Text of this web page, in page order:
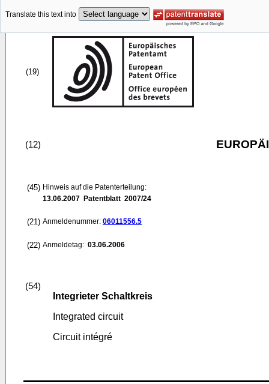
Translate this text into
(19)
(12)
(45) Hinweis auf die Patenterteilung:
13.06.2007 Patentblatt 2007/24
(21) Anmeldenummer: 06011556.5
(22) Anmeldetag: 03.06.2006
(54)
Integrieter Schaltkreis
Integrated circuit
Circuit intégré